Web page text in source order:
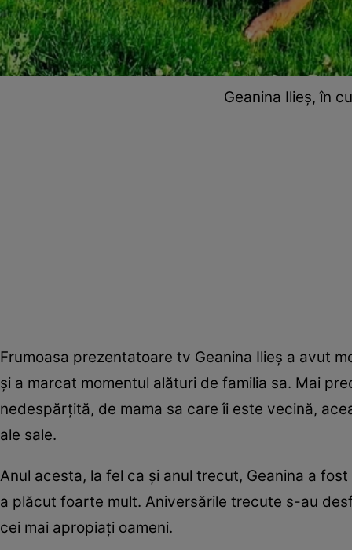
Geanina Ilieș, în
Frumoasa prezentatoare tv Geanina Ilieș a avut
și a marcat momentul alături de familia sa. Mai
nedespărțită, de mama sa care îi este vecină,
ale sale.
Anul acesta, la fel ca și anul trecut, Geanina a
a plăcut foarte mult. Aniversările trecute s-au
cei mai apropiați oameni.